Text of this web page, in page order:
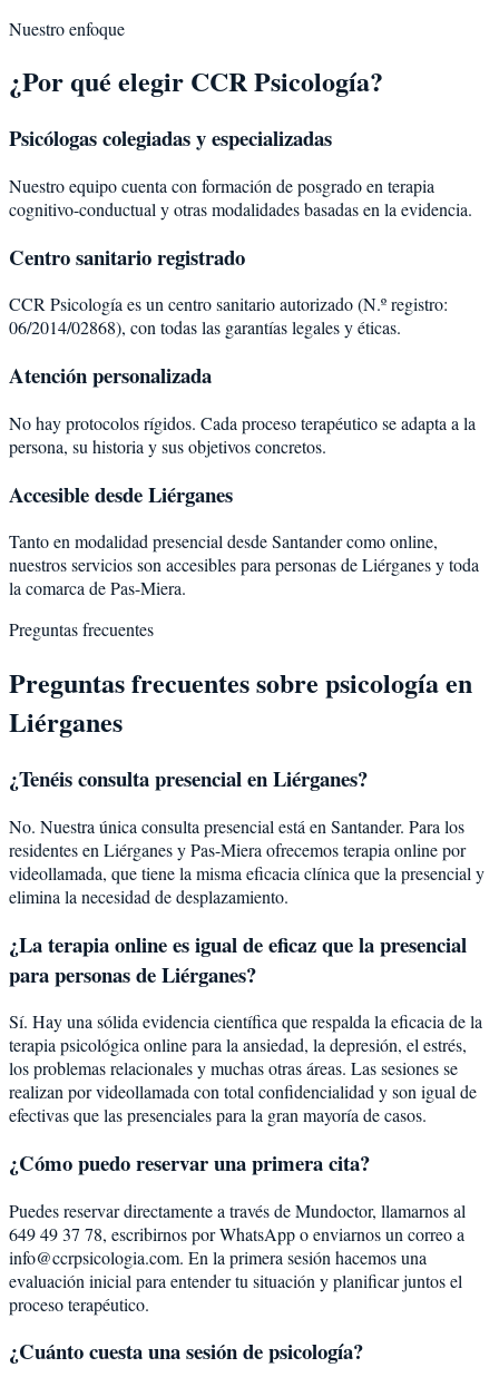
Nuestro enfoque
¿Por qué elegir CCR Psicología?
Psicólogas colegiadas y especializadas
Nuestro equipo cuenta con formación de posgrado en terapia
cognitivo-conductual y otras modalidades basadas en la evidencia.
Centro sanitario registrado
CCR Psicología es un centro sanitario autorizado (N.º registro:
06/2014/02868), con todas las garantías legales y éticas.
Atención personalizada
No hay protocolos rígidos. Cada proceso terapéutico se adapta a la
persona, su historia y sus objetivos concretos.
Accesible desde Liérganes
Tanto en modalidad presencial desde Santander como online,
nuestros servicios son accesibles para personas de Liérganes y toda
la comarca de Pas-Miera.
Preguntas frecuentes
Preguntas frecuentes sobre psicología en
Liérganes
¿Tenéis consulta presencial en Liérganes?
No. Nuestra única consulta presencial está en Santander. Para los
residentes en Liérganes y Pas-Miera ofrecemos terapia online por
videollamada, que tiene la misma eficacia clínica que la presencial y
elimina la necesidad de desplazamiento.
¿La terapia online es igual de eficaz que la presencial
para personas de Liérganes?
Sí. Hay una sólida evidencia científica que respalda la eficacia de la
terapia psicológica online para la ansiedad, la depresión, el estrés,
los problemas relacionales y muchas otras áreas. Las sesiones se
realizan por videollamada con total confidencialidad y son igual de
efectivas que las presenciales para la gran mayoría de casos.
¿Cómo puedo reservar una primera cita?
Puedes reservar directamente a través de Mundoctor, llamarnos al
649 49 37 78, escribirnos por WhatsApp o enviarnos un correo a
info@ccrpsicologia.com. En la primera sesión hacemos una
evaluación inicial para entender tu situación y planificar juntos el
proceso terapéutico.
¿Cuánto cuesta una sesión de psicología?